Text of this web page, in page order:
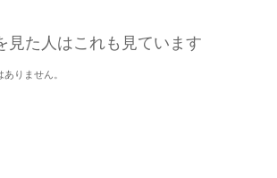
見た人はこれも見ています
りません。